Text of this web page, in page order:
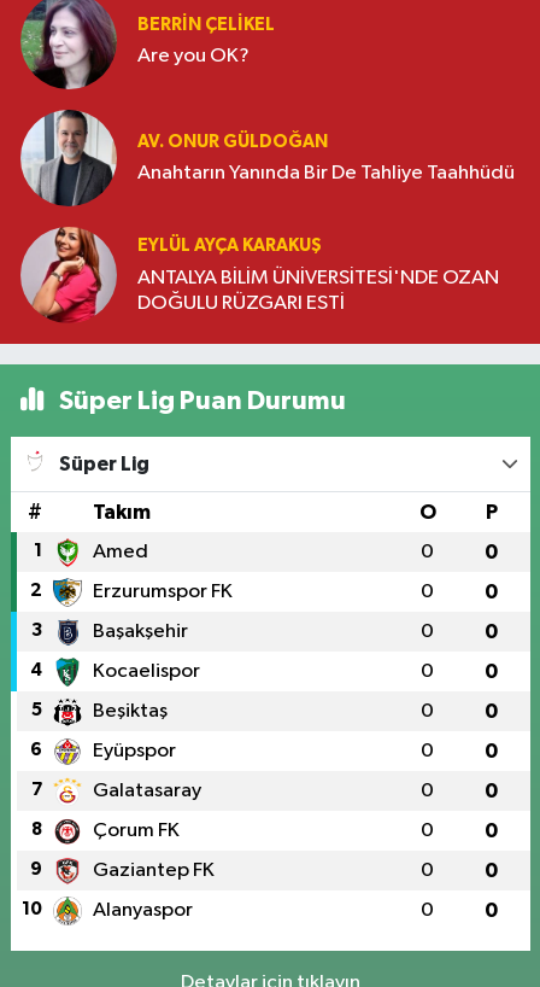
BERRIN ÇELIKEL
Are you OK?
AV. ONUR GÜLDOĞAN
Anahtarın Yanında Bir De Tahliye Taahhüdü
EYLÜL AYÇA KARAKUŞ
ANTALYA BİLİM ÜNİVERSİTESİ'NDE OZAN
DOĞULU RÜZGARI ESTİ
Süper Lig Puan Durumu
Süper Lig
# Takım O P
1 Amed 0 0
2 Erzurumspor FK 0 0
3 Başakşehir 0 0
4 Kocaelispor 0 0
5 Beşiktaş 0 0
6 Eyüpspor 0 0
7 Galatasaray 0 0
8 Çorum FK 0 0
9 Gaziantep FK 0 0
10 Alanyaspor 0 0